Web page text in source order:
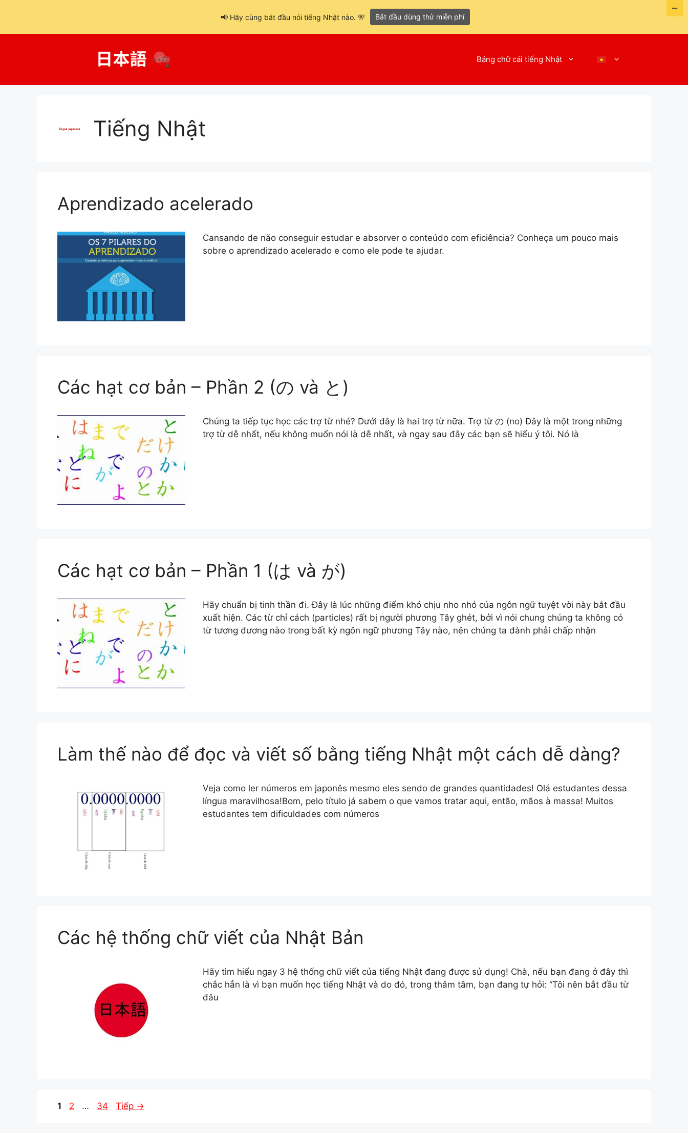
Bảng chữ cái tiếng Nhật
Tiếng Nhật
Aprendizado acelerado
Cansando de não conseguir estudar e absorver o conteúdo com eficiência? Conheça um pouco mais
sobre o aprendizado acelerado e como ele pode te ajudar.
Các hạt cơ bản – Phần 2 (の và と)
Chúng ta tiếp tục học các trợ từ nhé? Dưới đây là hai trợ từ nữa. Trợ từ の (no) Đây là một trong những
trợ từ dễ nhất, nếu không muốn nói là dễ nhất, và ngay sau đây các bạn sẽ hiểu ý tôi. Nó là
Các hạt cơ bản – Phần 1 (は và が)
Hãy chuẩn bị tinh thần đi. Đây là lúc những điểm khó chịu nho nhỏ của ngôn ngữ tuyệt vời này bắt đầu
xuất hiện. Các từ chỉ cách (particles) rất bị người phương Tây ghét, bởi vì nói chung chúng ta không có
từ tương đương nào trong bất kỳ ngôn ngữ phương Tây nào, nên chúng ta đành phải chấp nhận
Làm thế nào để đọc và viết số bằng tiếng Nhật một cách dễ dàng?
Veja como ler números em japonês mesmo eles sendo de grandes quantidades! Olá estudantes dessa
língua maravilhosa!Bom, pelo título já sabem o que vamos tratar aqui, então, mãos à massa! Muitos
estudantes tem dificuldades com números
Các hệ thống chữ viết của Nhật Bản
Hãy tìm hiểu ngay 3 hệ thống chữ viết của tiếng Nhật đang được sử dụng! Chà, nếu bạn đang ở đây thì
chắc hẳn là vì bạn muốn học tiếng Nhật và do đó, trong thâm tâm, bạn đang tự hỏi: “Tôi nên bắt đầu từ
đâu
Trang
1 Trang
2 … Trang
34 Tiếp →
📢 Hãy cùng bắt đầu nói tiếng Nhật nào. 🎌 Bắt đầu dùng thử miễn phí